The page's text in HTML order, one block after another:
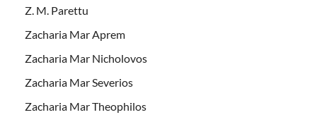
Z. M. Parettu
Zacharia Mar Aprem
Zacharia Mar Nicholovos
Zacharia Mar Severios
Zacharia Mar Theophilos